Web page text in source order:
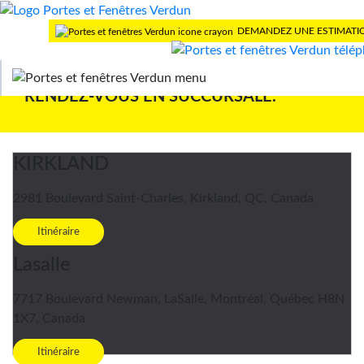
DEMANDEZ UNE
NOS RÉALISATIONS VOUS INSPIRENT ?
RENDEZ-VOUS EN SUCCURSALE.
Itinéraire
Itinéraire